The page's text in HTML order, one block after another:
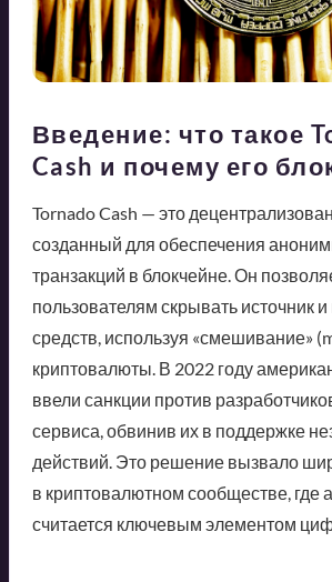
Введение: что такое
Cash и почему его
Tornado Cash — это
созданный для обеспечения
транзакций в блокчейне. Он
пользователям скрывать источник
средств, используя «смешивание»
криптовалюты. В 2022 году
ввели санкции против
сервиса, обвинив их в поддержке
действий. Это решение вызвало
в криптовалютном сообществе, где
считается ключевым элементом